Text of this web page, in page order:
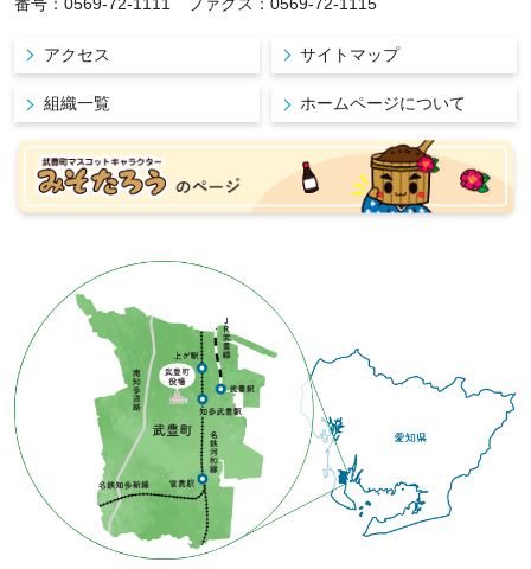
アクセス サイトマップ
組織一覧 ホームページについて